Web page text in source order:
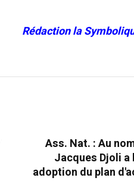
Rédaction la
Ass. Nat. : Au
Jacques Djoli
adoption du plan